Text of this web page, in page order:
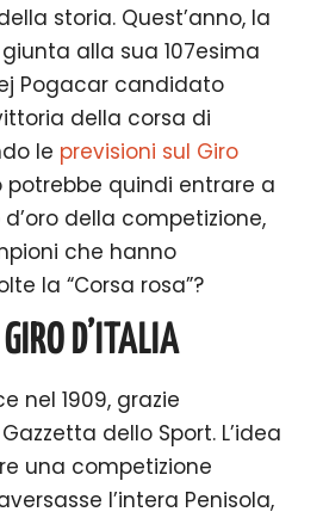
storia. Quest’anno, la
alla sua 107esima
Pogacar candidato
della corsa di
le previsioni sul Giro
potrebbe quindi entrare a
della competizione,
che hanno
la “Corsa rosa”?
D’ITALIA
nel 1909, grazie
dello Sport. L’idea
una competizione
l’intera Penisola,